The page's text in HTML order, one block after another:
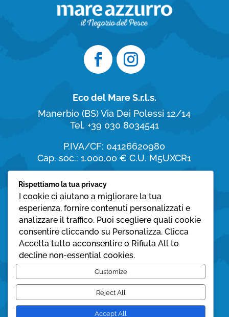
Eco del Mare S.r.l.s.
Manerbio (BS)Via Dei Polessi 12/14
Tel. +39 030 8034541
P.IVA/CF: 04126620980
Cap. soc.: 1.000,00 €C.U. M5UXCR1
Orari di apertura
dal Lunedì al Sabato:
8:30 – 19:30
Domenica:
08:30 – 12:30
Privacy policy
Cookie policy
Rispettiamo la tua privacy
I cookie ci aiutano a migliorare la tua
esperienza, fornire contenuti personalizzati e
analizzare il traffico. Puoi scegliere quali cookie
consentire cliccando su Personalizza. Clicca
Accetta tutto acconsentire o Rifiuta All to
decline non-essential cookies.
Customize
Reject All
Accept All